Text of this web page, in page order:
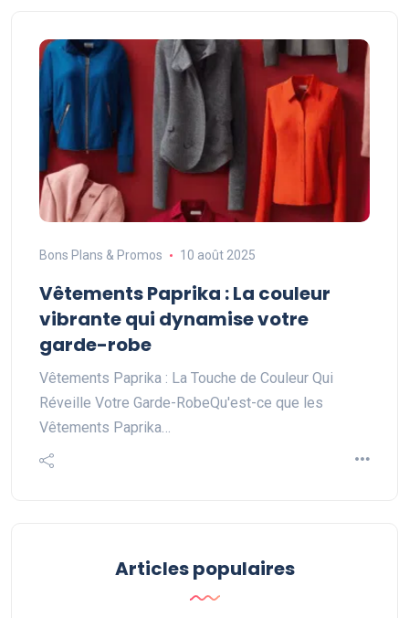
Bons Plans & Promos 10 août 2025
Vêtements Paprika : La couleur
vibrante qui dynamise votre
garde-robe
Vêtements Paprika : La Touche de Couleur Qui
Réveille Votre Garde-RobeQu'est-ce que les
Vêtements Paprika…
Articles populaires